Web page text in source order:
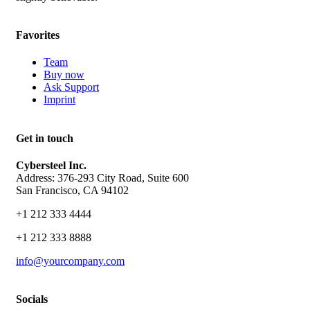
Favorites
Team
Buy now
Ask Support
Imprint
Get in touch
Cybersteel Inc.
Address: 376-293 City Road, Suite 600
San Francisco, CA 94102
+1 212 333 4444
+1 212 333 8888
info@yourcompany.com
Socials